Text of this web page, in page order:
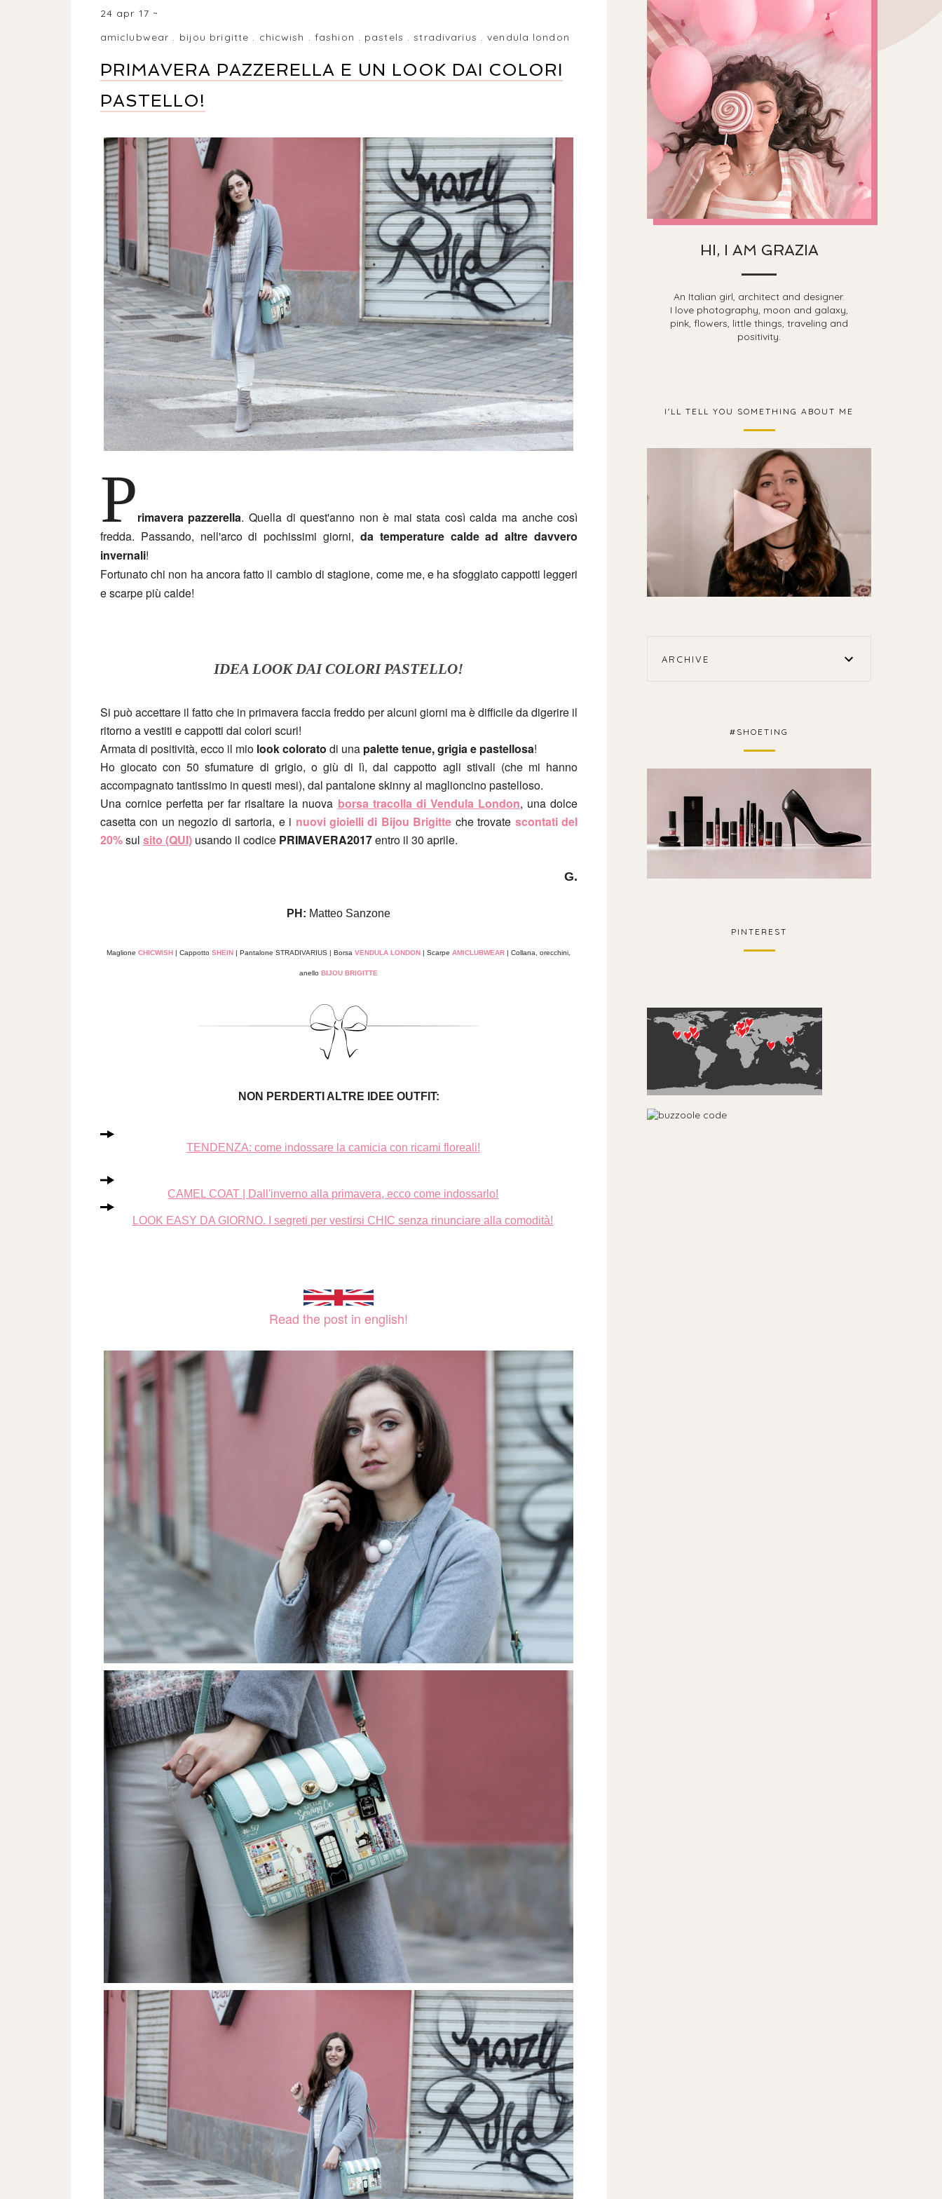
24 apr 17
amiclubwear . bijou brigitte . chicwish . fashion . pastels .stradivarius .vendula london
PRIMAVERA PAZZERELLA E UN LOOK DAI COLORI
PASTELLO!
Primavera pazzerella. Quella di quest'anno non è mai stata così calda ma anche così
fredda. Passando, nell'arco di pochissimi giorni, da temperature calde ad altre davvero
invernali!
Fortunato chi non ha ancora fatto il cambio di stagione, come me, e ha sfoggiato cappotti leggeri
e scarpe più calde!
IDEA LOOK DAI COLORI PASTELLO!
Si può accettare il fatto che in primavera faccia freddo per alcuni giorni ma è difficile da digerire il
ritorno a vestiti e cappotti dai colori scuri!
Armata di positività, ecco il mio look colorato di una palette tenue,grigiae pastellosa!
Ho giocato con 50 sfumature di grigio, o giù di lì, dal cappotto agli stivali (che mi hanno
accompagnato tantissimo in questi mesi), dal pantalone skinny al maglioncino pastelloso.
Una cornice perfetta per far risaltare la nuova borsa tracolla di Vendula London, una dolce
casetta con un negozio di sartoria, e i nuovi gioielli di Bijou Brigitte che trovate scontati del
20%sul sito (QUI)usando il codicePRIMAVERA2017entro il 30 aprile.
G.
PH: Matteo Sanzone
MaglioneCHICWISH | CappottoSHEIN | Pantalone STRADIVARIUS | BorsaVENDULA LONDON |ScarpeAMICLUBWEAR | Collana, orecchini,
anelloBIJOU BRIGITTE
NON PERDERTI ALTRE IDEE OUTFIT:
TENDENZA: come indossare la camicia con ricami floreali!
CAMEL COAT | Dall'inverno alla primavera, ecco come indossarlo!
LOOK EASY DA GIORNO. I segreti per vestirsi CHIC senza rinunciare alla comodità!
Read the post in english!
HI, I AM GRAZIA
An Italian girl, architect and designer.
I love photography, moon and galaxy,
pink, flowers, little things, traveling and
positivity.
I'LL TELL YOU SOMETHING ABOUT ME
ARCHIVE
#SHOETING
PINTEREST